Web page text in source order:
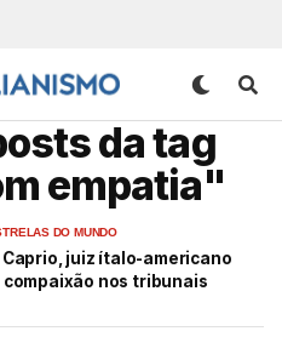
da tag
empatia"
DO MUNDO
Caprio, juiz ítalo-americano
nos tribunais